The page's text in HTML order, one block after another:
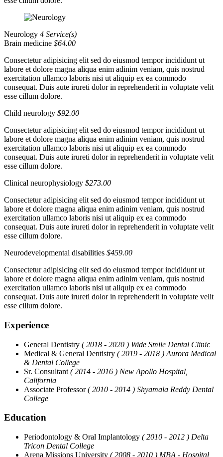
Neurology 4 Service(s)
Brain medicine $64.00
Consectetur adipisicing elit sed do eiusmod tempor incididunt ut
labore et dolore magna aliqua enim adinim veniam, quis nostrud
exercitation ullamco laboris nisi ut aliquip ex ea commodo
consequat. Duis aute irureti dolor in reprehenderit in voluptate velit
esse cillum dolore.
Child neurology $92.00
Consectetur adipisicing elit sed do eiusmod tempor incididunt ut
labore et dolore magna aliqua enim adinim veniam, quis nostrud
exercitation ullamco laboris nisi ut aliquip ex ea commodo
consequat. Duis aute irureti dolor in reprehenderit in voluptate velit
esse cillum dolore.
Clinical neurophysiology $273.00
Consectetur adipisicing elit sed do eiusmod tempor incididunt ut
labore et dolore magna aliqua enim adinim veniam, quis nostrud
exercitation ullamco laboris nisi ut aliquip ex ea commodo
consequat. Duis aute irureti dolor in reprehenderit in voluptate velit
esse cillum dolore.
Neurodevelopmental disabilities $459.00
Consectetur adipisicing elit sed do eiusmod tempor incididunt ut
labore et dolore magna aliqua enim adinim veniam, quis nostrud
exercitation ullamco laboris nisi ut aliquip ex ea commodo
consequat. Duis aute irureti dolor in reprehenderit in voluptate velit
esse cillum dolore.
Experience
General Dentistry ( 2018 - 2020 ) Wide Smile Dental Clinic
Medical & General Dentistry ( 2019 - 2018 ) Aurora Medical
& Dental College
Sr. Consultant ( 2014 - 2016 ) New Apollo Hospital,
California
Associate Professor( 2010 - 2014 ) Shyamala Reddy Dental
College
Education
Periodontology & Oral Implantology ( 2010 - 2012 ) Delta
Tricon Dental College
Arena Missions University ( 2008 - 2010 ) MBA - Hospital